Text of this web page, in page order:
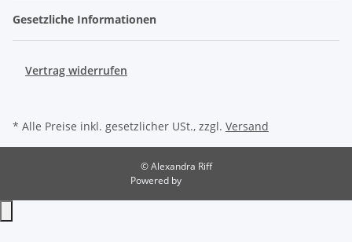
Gesetzliche Informationen
Vertrag widerrufen
* Alle Preise inkl. gesetzlicher USt., zzgl. Versand
© Alexandra Riff
Powered by